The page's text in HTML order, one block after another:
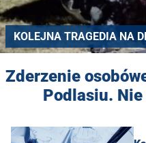
KOLEJNA TRAGEDIA NA
Zderzenie
Podlasiu.